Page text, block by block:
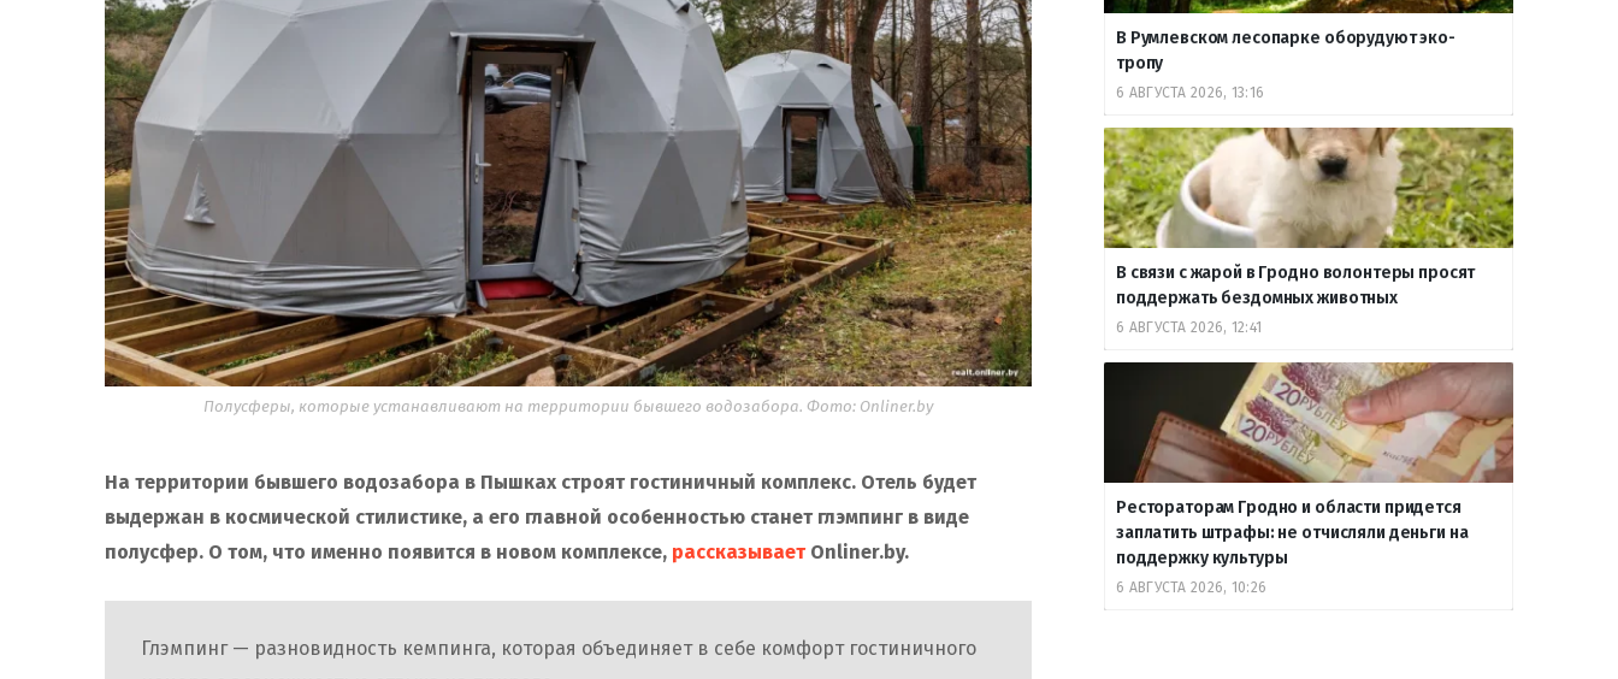
Полусферы, которые устанавливают на территории бывшего водозабора. Фото: Onliner.by
На территории бывшего водозабора в Пышках строят гостиничный комплекс. Отель будет
выдержан в космической стилистике, а его главной особенностью станет глэмпинг в виде
полусфер. О том, что именно появится в новом комплексе, рассказываетOnliner.by.
Глэмпинг — разновидность кемпинга, которая объединяет в себе комфорт гостиничного
В Румлевском лесопарке оборудуют эко-
тропу
6 АВГУСТА 2026, 13:16
В связи с жарой в Гродно волонтеры просят
поддержать бездомных животных
6 АВГУСТА 2026, 12:41
Рестораторам Гродно и области придется
заплатить штрафы: не отчисляли деньги на
поддержку культуры
6 АВГУСТА 2026, 10:26